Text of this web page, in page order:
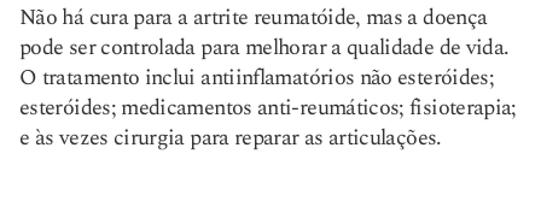
Não há cura para a artrite reumatóide, mas a doença
pode ser controlada para melhorar a qualidade de vida.
O tratamento inclui antiinflamatórios não esteróides;
esteróides; medicamentos anti-reumáticos; fisioterapia;
e às vezes cirurgia para reparar as articulações.